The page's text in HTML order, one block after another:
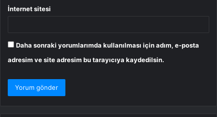
İnternet sitesi
Daha sonraki yorumlarımda kullanılması için adım, e-posta
adresim ve site adresim bu tarayıcıya kaydedilsin.